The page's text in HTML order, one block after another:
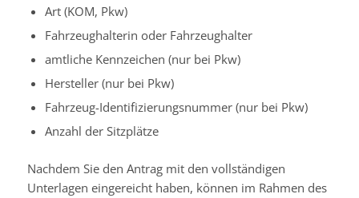
Art (KOM, Pkw)
Fahrzeughalterin oder Fahrzeughalter
amtliche Kennzeichen (nur bei Pkw)
Hersteller (nur bei Pkw)
Fahrzeug-Identifizierungsnummer (nur bei Pkw)
Anzahl der Sitzplätze
Nachdem Sie den Antrag mit den vollständigen
Unterlagen eingereicht haben, können im Rahmen des